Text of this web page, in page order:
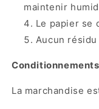
maintenir
Le papier se
Aucun
La marchandise